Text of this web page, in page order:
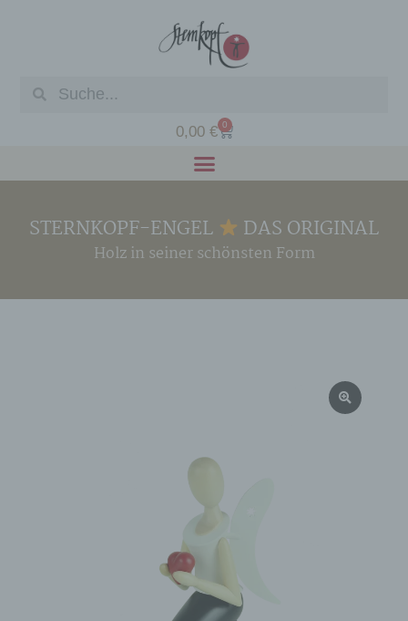
0,00 € 0
STERNKOPF-ENGEL DAS ORIGINAL
Holz in seiner schönsten Form